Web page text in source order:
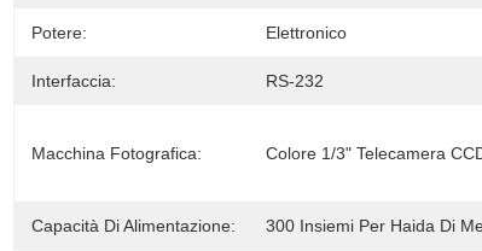
Potere: Elettronico
Interfaccia: RS-232
Macchina Fotografica: Colore 1/3" Telecamera
Capacità Di Alimentazione: 300 Insiemi Per Haida Di